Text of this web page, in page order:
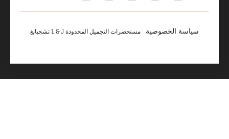
تشجيانغ L & J مستحضرات التجميل المحدودة سياسة الخصوصية